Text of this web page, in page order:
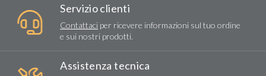
Servizio clienti
Contattaci per ricevere informazioni sul tuo ordine
e sui nostri prodotti.
Assistenza tecnica